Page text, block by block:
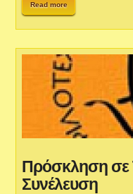
Read more
Πρόσκληση σε
Συνέλευση